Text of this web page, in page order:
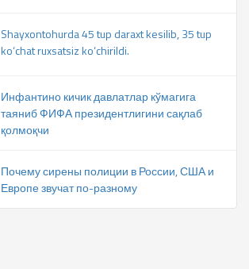
Shayxontohurda 45 tup daraxt kesilib, 35 tup
ko‘chat ruxsatsiz ko‘chirildi.
Инфантино кичик давлатлар кўмагига
таяниб ФИФА президентлигини сақлаб
қолмоқчи
Почему сирены полиции в России, США и
Европе звучат по-разному